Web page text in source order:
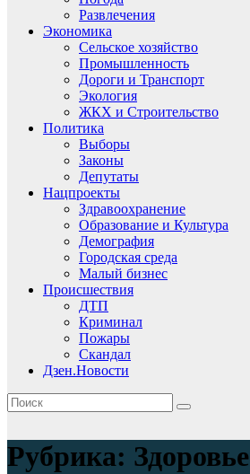
Развлечения
Экономика
Сельское хозяйство
Промышленность
Дороги и Транспорт
Экология
ЖКХ и Строительство
Политика
Выборы
Законы
Депутаты
Нацпроекты
Здравоохранение
Образование и Культура
Демография
Городская среда
Малый бизнес
Происшествия
ДТП
Криминал
Пожары
Скандал
Дзен.Новости
Рубрика: Здоровье